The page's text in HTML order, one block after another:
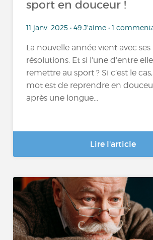
sport en douceur !
11 janv. 2025 • 49 J'aime • 1
La nouvelle année vient avec
résolutions. Et si l’une d’entre
remettre au sport ? Si c’est le
mot est de reprendre en
après une longue...
Lire l'article